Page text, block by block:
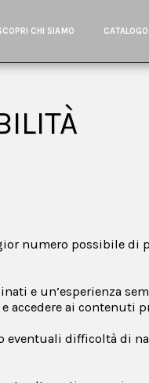
CHI SIAMO CATALOGO
numero possibile di
e un’esperienza
accedere ai contenuti
eventuali difficoltà di